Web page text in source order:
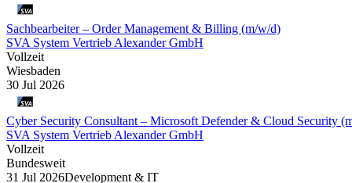
Sachbearbeiter – Order Management & Billing (m/w/d)
SVA System Vertrieb Alexander GmbH
Vollzeit
Wiesbaden
30 Jul 2026
Cyber Security Consultant – Microsoft Defender & Cloud Security
SVA System Vertrieb Alexander GmbH
Vollzeit
Bundesweit
31 Jul 2026Development & IT